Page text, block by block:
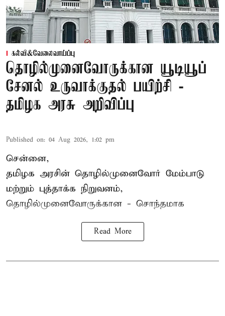
கல்வி&வேலைவாய்ப்பு
தொழில்முனைவோருக்கான யூடியூப்
சேனல் உருவாக்குதல் பயிற்சி -
தமிழக அரசு அறிவிப்பு
Published on: 04 Aug 2026, 1:02 pm
சென்னை,
தமிழக அரசின் தொழில்முனைவோர் மேம்பாடு
மற்றும் புத்தாக்க நிறுவனம்,
தொழில்முனைவோருக்கான - சொந்தமாக
Read More